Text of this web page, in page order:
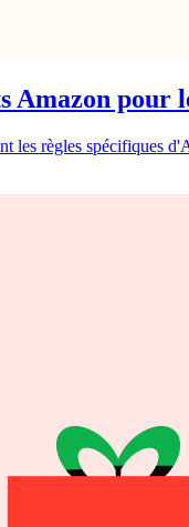
Amazon pour
les règles spécifiques